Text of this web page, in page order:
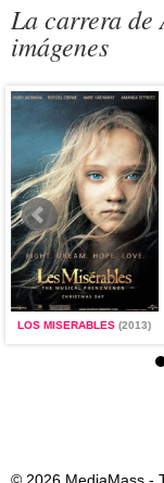
La carrera de
imágenes
LOS MISERABLES (2013)